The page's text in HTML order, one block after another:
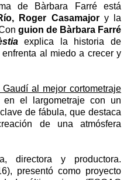
de Bàrbara Farré está
Roger Casamajory la
guion de Bàrbara Farré
explica la historia de
al miedo a crecer y
al mejor cortometraje
en el largometraje con un
de fábula, que destaca
de una atmósfera
directora y productora.
presentó como proyecto